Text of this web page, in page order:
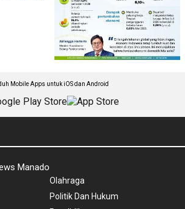
Mobile Apps untuk iOS dan Android
Manado
Olahraga
Politik Dan Hukum